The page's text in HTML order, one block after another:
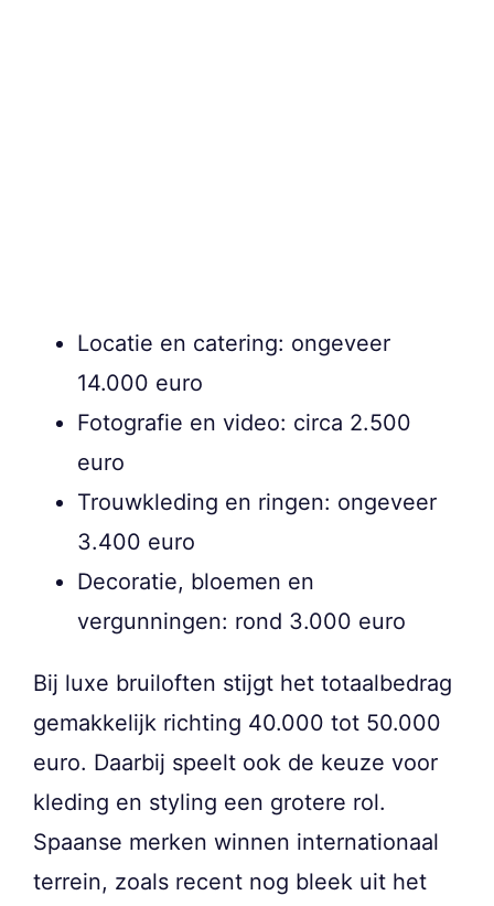
Locatie en catering: ongeveer
14.000 euro
Fotografie en video: circa 2.500
euro
Trouwkleding en ringen: ongeveer
3.400 euro
Decoratie, bloemen en
vergunningen: rond 3.000 euro
Bij luxe bruiloften stijgt het totaalbedrag
gemakkelijk richting 40.000 tot 50.000
euro. Daarbij speelt ook de keuze voor
kleding en styling een grotere rol.
Spaanse merken winnen internationaal
terrein, zoals recent nog bleek uit het